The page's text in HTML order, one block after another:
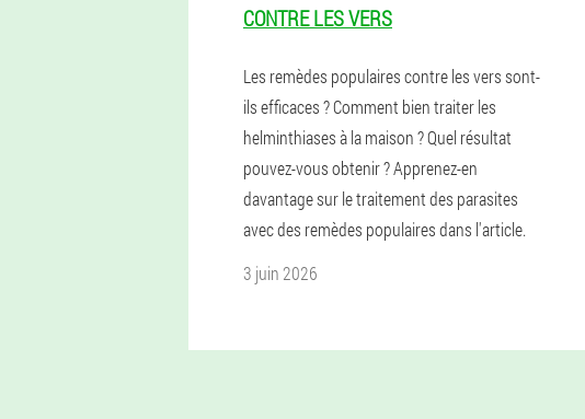
CONTRE LES VERS
Les remèdes populaires contre les vers sont-
ils efficaces ? Comment bien traiter les
helminthiases à la maison ? Quel résultat
pouvez-vous obtenir ? Apprenez-en
davantage sur le traitement des parasites
avec des remèdes populaires dans l'article.
3 juin 2026